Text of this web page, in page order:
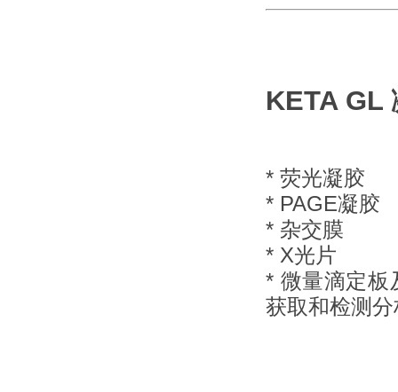
KETA GL
* 荧光凝胶
* PAGE凝胶
* 杂交膜
* X光片
* 微量滴定板
获取和检测分